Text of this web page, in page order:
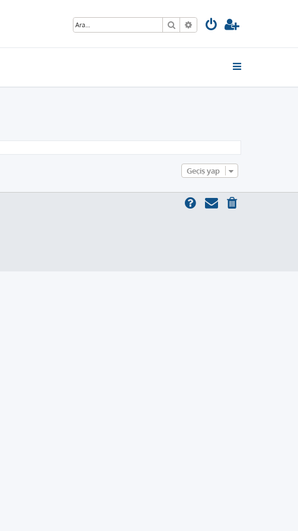
Ara Gelişmiş arama
Geçiş yap